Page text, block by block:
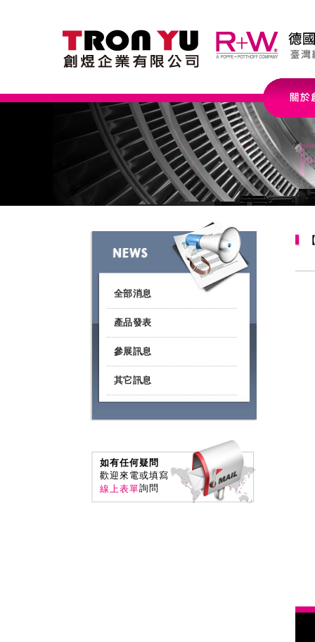
全部消息
產品發表
參展訊息
其它訊息
如有任何疑問
歡迎來電或填寫
線上表單詢問